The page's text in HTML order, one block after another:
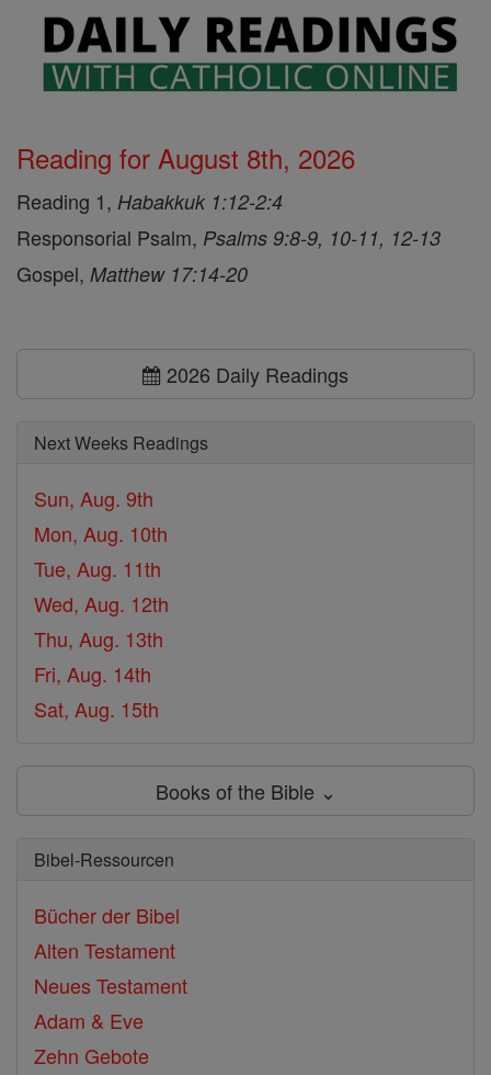
Reading for August 8th, 2026
Reading 1, Habakkuk 1:12-2:4
Responsorial Psalm, Psalms 9:8-9, 10-11, 12-13
Gospel, Matthew 17:14-20
2026 Daily Readings
Next Weeks Readings
Sun, Aug. 9th
Mon, Aug. 10th
Tue, Aug. 11th
Wed, Aug. 12th
Thu, Aug. 13th
Fri, Aug. 14th
Sat, Aug. 15th
Books of the Bible ⌄
Bibel-Ressourcen
Bücher der Bibel
Alten Testament
Neues Testament
Adam & Eve
Zehn Gebote